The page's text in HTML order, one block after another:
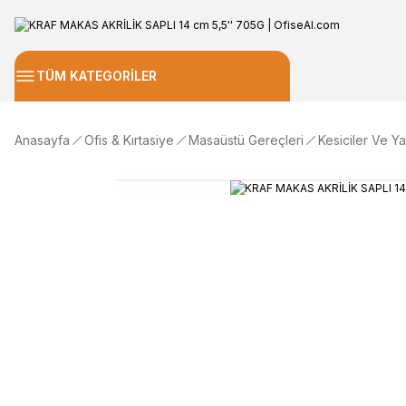
TÜM KATEGORİLER
Anasayfa Ofis & Kırtasiye Masaüstü Gereçleri Kesiciler Ve